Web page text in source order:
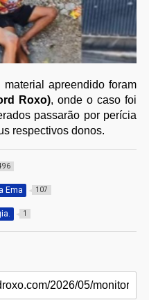
apreendido foram
Roxo), onde o caso foi
passarão por perícia
respectivos donos.
Ema 107
1